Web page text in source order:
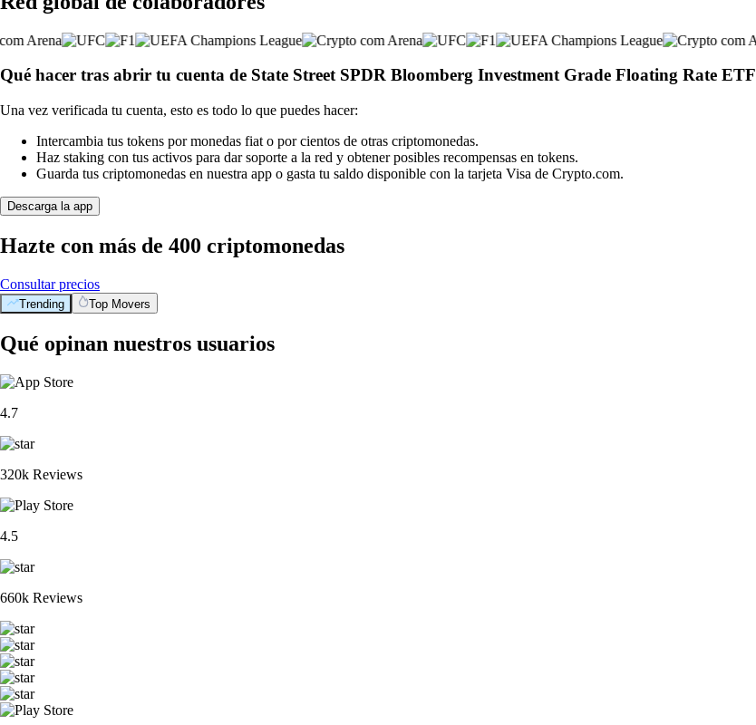
Qué hacer tras abrir tu cuenta de State Street SPDR Bloomberg Investment Grade Floating Rate ETF
Una vez verificada tu cuenta, esto es todo lo que puedes hacer:
Intercambia tus tokens por monedas fiat o por cientos de otras criptomonedas.
Haz staking con tus activos para dar soporte a la red y obtener posibles recompensas en tokens.
Guarda tus criptomonedas en nuestra app o gasta tu saldo disponible con la tarjeta Visa de Crypto.com.
Descarga la app
Hazte con más de 400 criptomonedas
Consultar precios
Trending Top Movers
Qué opinan nuestros usuarios
4.7
320k Reviews
4.5
660k Reviews